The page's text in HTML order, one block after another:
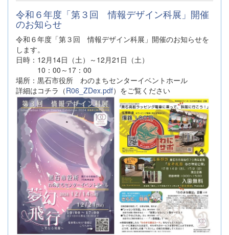
令和６年度「第３回 情報デザイン科展」開催
のお知らせ
令和６年度「第３回 情報デザイン科展」開催のお知らせを
します。
日時：12月14日（土）～12月21日（土）
10：00～17：00
場所：黒石市役所 わのまちセンターイベントホール
詳細はコチラ（R06_ZDex.pdf）をご覧ください